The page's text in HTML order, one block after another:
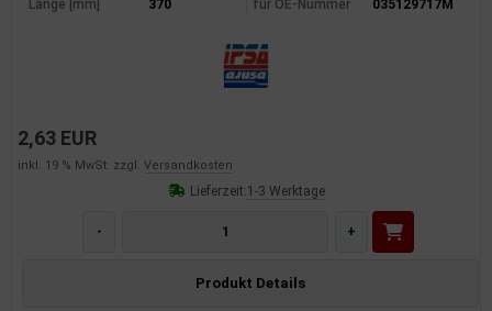
Länge [mm] 370 für OE-Nummer 035129717M
2,63 EUR
inkl. 19 % MwSt. zzgl. Versandkosten
Lieferzeit:1-3 Werktage
- +
Produkt Details